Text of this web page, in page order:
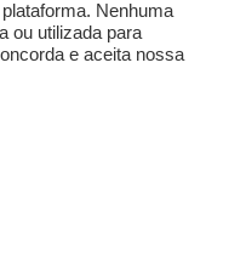
de ação
Nenhuma
ou utilizada para
e aceita nossa